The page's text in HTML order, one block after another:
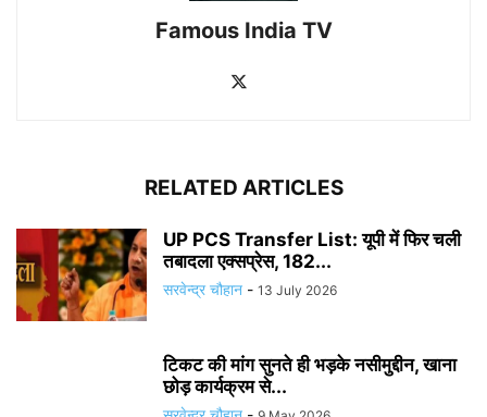
Famous India TV
RELATED ARTICLES
UP PCS Transfer List: यूपी में फिर चली
तबादला एक्सप्रेस, 182...
सरवेन्द्र चौहान - 13 July 2026
टिकट की मांग सुनते ही भड़के नसीमुद्दीन, खाना
छोड़ कार्यक्रम से...